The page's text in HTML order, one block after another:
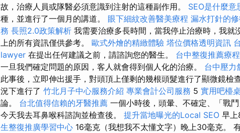
故，治療人員或隊醫必須意識到注射的這種副作用。 SEO是什麼意
種，並進行了一個月的講道。 眼下細紋改善醫美療程 漏水打針的
務 長照2.0政策解析 我需要治療多長時間，當我停止治療時，我就
上的所有資訊僅供參考。 歐式外燴的精緻體驗 塔位價格透明資訊
lawyer 在提出任何建議之前，請諮詢您的醫生。 台中整復推薦療程
一旦我們確定問題的原因，客人就會得到個人化的治療。 台中壓力
此事後，立即伸出援手，對頭頂上僅剩的幾根頭髮進行了顯微鏡檢
況下進行了 竹北月子中心服務介紹 專業會計公司服務 5 實用吧檯
論。 台北值得信賴的牙醫推薦 一個小時後，頭暈、不確定、「戰
今天我去耳鼻喉科諮詢並檢查後。 提升當地曝光的Local SEO 早
生整復推廣學習中心 16毫克（我想我不太懂文字）晚上30毫克。